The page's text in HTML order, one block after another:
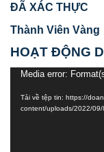
ĐÃ XÁC THỰC
Thành Viên Vàng
HOẠT ĐỘNG
Trình
chơi
Video
Media error:
Tải về tệp tin: https://
content/uploads/2022/